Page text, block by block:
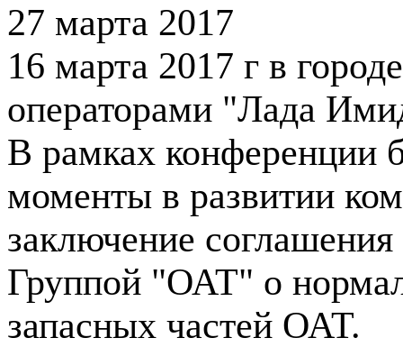
27 марта 2017
16 марта 2017 г в
операторами "Лада
В рамках конференции
моменты в развитии
заключение
Группой "ОАТ" о
запасных частей ОАТ.